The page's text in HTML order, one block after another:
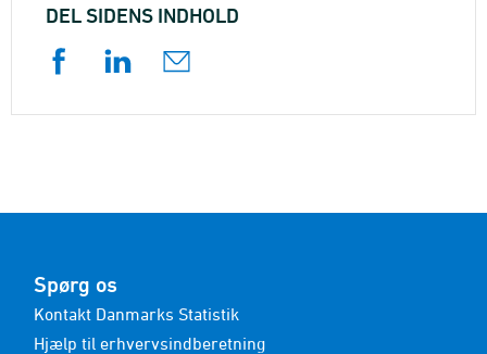
DEL SIDENS INDHOLD
Spørg os
Kontakt Danmarks Statistik
Hjælp til erhvervsindberetning